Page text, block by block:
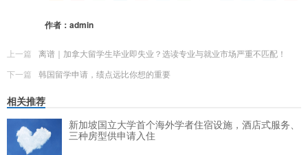
作者： admin
上一篇
离谱｜加拿大留学生毕业即失业？选读专业与就业市场严重不匹配！
下一篇
韩国留学申请，绩点远比你想的重要
相关推荐
新加坡国立大学首个海外学者住宿设施，酒店式服务、
三种房型供申请入住